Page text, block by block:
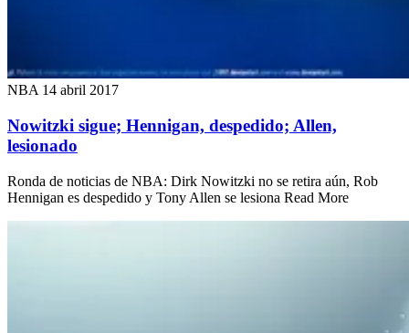
NBA 14 abril 2017
Nowitzki sigue; Hennigan, despedido; Allen,
lesionado
Ronda de noticias de NBA: Dirk Nowitzki no se retira aún, Rob
Hennigan es despedido y Tony Allen se lesiona Read More